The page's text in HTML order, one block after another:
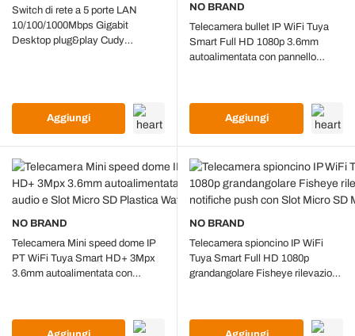
Switch di rete a 5 porte LAN
10/100/1000Mbps Gigabit
Desktop plug&play Cudy
Aggiungi
NO BRAND
Telecamera bullet IP WiFi Tuya
Smart Full HD 1080p 3.6mm
autoalimentata con pannello
IP67
Aggiungi
NO BRAND
Telecamera Mini speed dome IP
PT WiFi Tuya Smart HD+ 3Mpx
3.6mm autoalimentata con
IP66
NO BRAND
Telecamera spioncino IP WiFi
Tuya Smart Full HD 1080p
grandangolare Fisheye rilevazione